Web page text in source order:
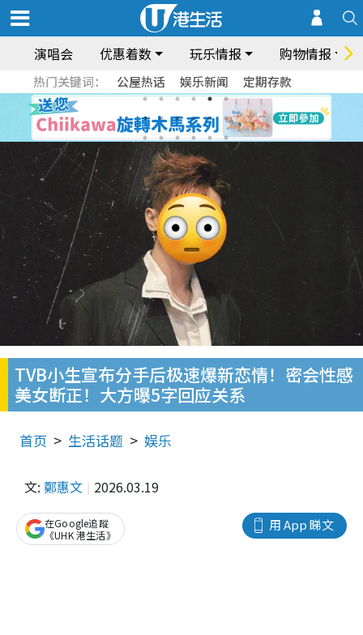
演唱会 优惠着数 玩乐情报 购物情报
热门关键词： 公屋热话 娱乐新闻 定期存款
TVB小生宣布分手后极速爆新恋情！密会性感
美女断正！大方曝5字回应关系
首页 生活话题 娱乐
文: 鄭惠文 2026.03.19
用 App 睇文
在Google追蹤
《UHK 港生活》